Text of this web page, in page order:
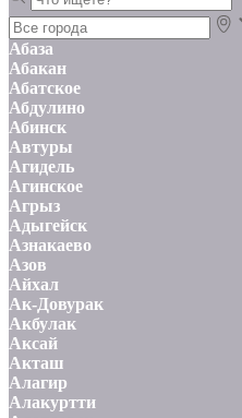
Абаза
Абакан
Абатское
Абдулино
Абинск
Автуры
Агидель
Агинское
Агрыз
Адыгейск
Азнакаево
Азов
Айхал
Ак-Довурак
Акбулак
Аксай
Акташ
Алагир
Алакуртти